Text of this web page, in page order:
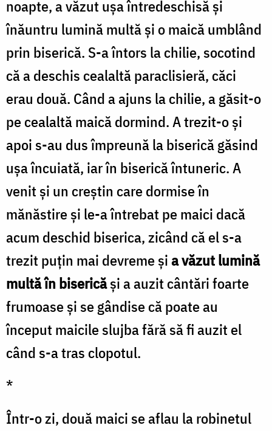
noapte, a văzut uşa întredeschisă şi
înăuntru lumină multă şi o maică umblând
prin biserică. S-a întors la chilie, socotind
că a deschis cealaltă paraclisieră, căci
erau două. Când a ajuns la chilie, a găsit-o
pe cealaltă maică dormind. A trezit-o şi
apoi s-au dus împreună la biserică găsind
uşa încuiată, iar în biserică întuneric. A
venit şi un creştin care dormise în
mănăstire şi le-a întrebat pe maici dacă
acum deschid biserica, zicând că el s-a
trezit puţin mai devreme şia văzut lumină
multă în bisericăşi a auzit cântări foarte
frumoase şi se gândise că poate au
început maicile slujba fără să fi auzit el
când s-a tras clopotul.
*
Într-o zi, două maici se aflau la robinetul